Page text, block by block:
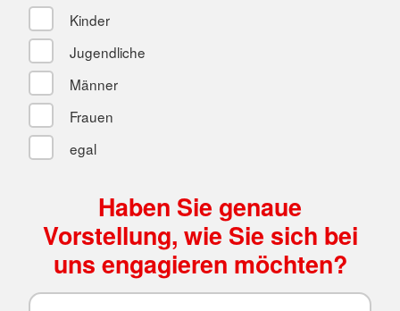
Kinder
Jugendliche
Männer
Frauen
egal
Haben Sie genaue
Vorstellung, wie Sie sich bei
uns engagieren möchten?